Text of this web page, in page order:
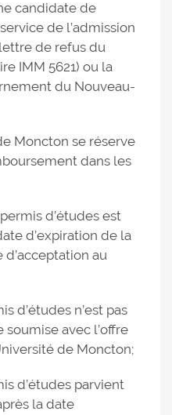
candidate de
de l’admission
de refus du
IMM 5621) ou la
du Nouveau-
Moncton se réserve
dans les
d’études est
d’expiration de la
au
d’études n’est pas
avec l’offre
de Moncton;
d’études parvient
la date